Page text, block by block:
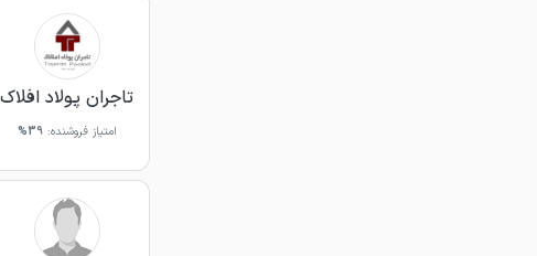
تاجران پولاد افلاک
امتیاز فروشنده:39%